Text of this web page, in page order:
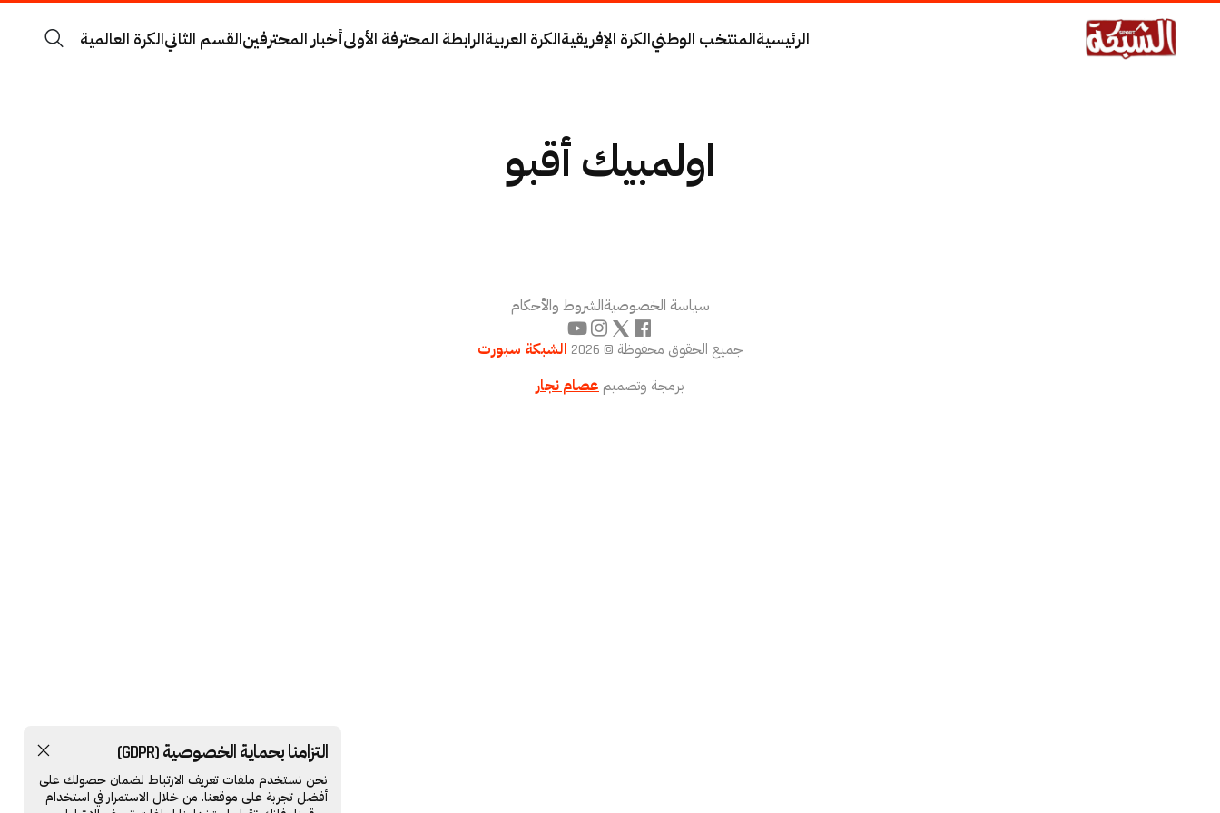
التزامنا بحماية الخصوصية (GDPR)
نحن نستخدم ملفات تعريف الارتباط لضمان حصولك على
أفضل تجربة على موقعنا. من خلال الاستمرار في استخدام
الرئيسيةالمنتخب الوطنيالكرة الإفريقيةالكرة العربيةالرابطة المحترفة الأولىأخبار المحترفينالقسم الثانيالكرة العالمية
اولمبيك أقبو
سياسة الخصوصيةالشروط والأحكام
جميع الحقوق محفوظة © 2026
الشبكة سبورت
برمجة وتصميم عصام نجار